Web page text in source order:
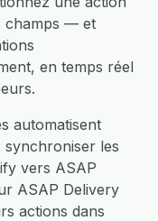
champs — et
en temps réel
automatisent
les
vers ASAP
ASAP Delivery
actions dans